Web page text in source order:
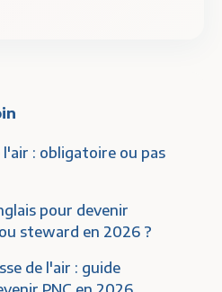
l'air : obligatoire ou pas
pour devenir
steward en 2026 ?
de l'air : guide